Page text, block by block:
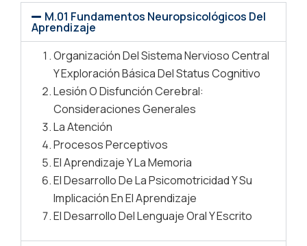
M.01 Fundamentos Neuropsicológicos Del
Aprendizaje
Organización Del Sistema Nervioso Central
Y Exploración Básica Del Status Cognitivo
Lesión O Disfunción Cerebral:
Consideraciones Generales
La Atención
Procesos Perceptivos
El Aprendizaje Y La Memoria
El Desarrollo De La Psicomotricidad Y Su
Implicación En El Aprendizaje
El Desarrollo Del Lenguaje Oral Y Escrito